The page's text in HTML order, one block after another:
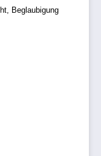
Beglaubigung